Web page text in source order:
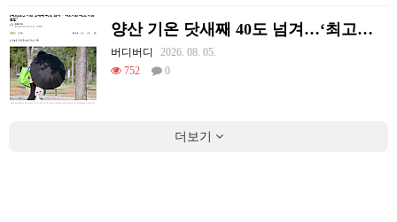
양산 기온 닷새째 40도 넘겨…‘최고기온 42도 가능성도’
버디버디
2026. 08. 05.
752
0
더보기